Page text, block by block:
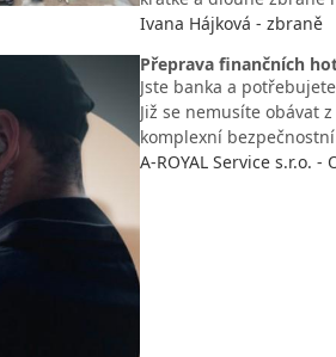
Ivana Hájková - zbraně
Přeprava finančních
Jste banka a
Již se nemusíte obávat
komplexní
A-ROYAL Service s.r.o.